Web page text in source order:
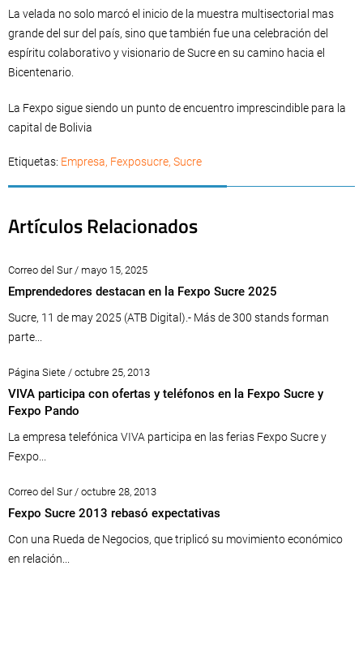
La velada no solo marcó el inicio de la muestra multisectorial mas
grande del sur del país, sino que también fue una celebración del
espíritu colaborativo y visionario de Sucre en su camino hacia el
Bicentenario.
La Fexpo sigue siendo un punto de encuentro imprescindible para la
capital de Bolivia
Etiquetas: Empresa, Fexposucre, Sucre
Artículos Relacionados
Correo del Sur / mayo 15, 2025
Emprendedores destacan en la Fexpo Sucre 2025
Sucre, 11 de may 2025 (ATB Digital).- Más de 300 stands forman
parte...
Página Siete / octubre 25, 2013
VIVA participa con ofertas y teléfonos en la Fexpo Sucre y
Fexpo Pando
La empresa telefónica VIVA participa en las ferias Fexpo Sucre y
Fexpo...
Correo del Sur / octubre 28, 2013
Fexpo Sucre 2013 rebasó expectativas
Con una Rueda de Negocios, que triplicó su movimiento económico
en relación...